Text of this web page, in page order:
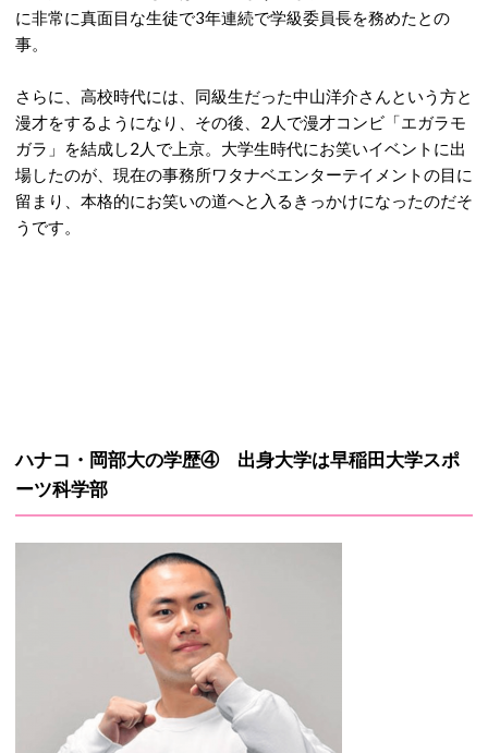
に非常に真面目な生徒で3年連続で学級委員長を務めたとの
事。
さらに、高校時代には、同級生だった中山洋介さんという方と
漫才をするようになり、その後、2人で漫才コンビ「エガラモ
ガラ」を結成し2人で上京。大学生時代にお笑いイベントに出
場したのが、現在の事務所ワタナベエンターテイメントの目に
留まり、本格的にお笑いの道へと入るきっかけになったのだそ
うです。
ハナコ・岡部大の学歴④ 出身大学は早稲田大学スポ
ーツ科学部